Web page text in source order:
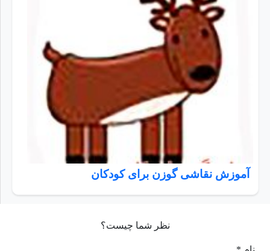
آموزش نقاشی گوزن برای کودکان
نظر شما چیست؟